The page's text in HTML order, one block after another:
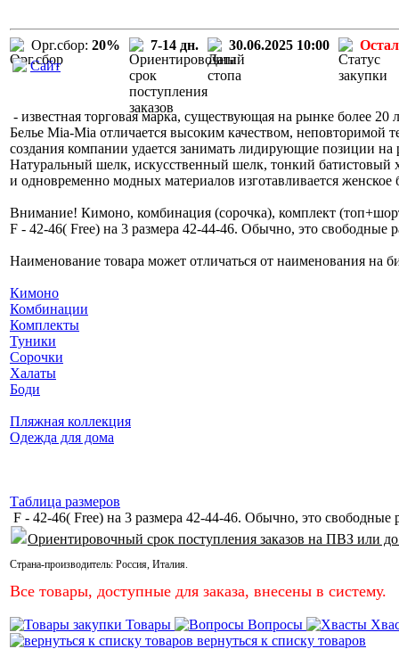
Орг.сбор: 20% 7-14 дн. 30.06.2025 10:00
Сайт
- известная торговая марка, существующая на рынке более 20
Белье Mia-Mia отличается высоким качеством, неповторимой
создания компании удается занимать лидирующие позиции
Натуральный шелк, искусственный шелк, тонкий
и одновременно модных материалов изготавливается женское
Внимание! Кимоно, комбинация (сорочка), комплект
F - 42-46( Free) на 3 размера 42-44-46. Обычно, это свободные
Наименование товара может отличаться от наименования на
Кимоно
Комбинации
Комплекты
Туники
Сорочки
Халаты
Боди
Пляжная коллекция
Одежда для дома
Таблица размеров
F - 42-46( Free) на 3 размера 42-44-46. Обычно, это свободные
Ориентировочный срок поступления заказов на ПВЗ или
Страна-производитель: Россия, Италия.
Все товары, доступные для заказа, внесены в систему.
Товары Вопросы
вернуться к списку товаров